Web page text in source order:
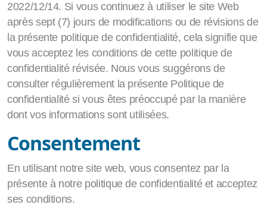
2022/12/14. Si vous continuez à utiliser le site Web
après sept (7) jours de modifications ou de révisions de
la présente politique de confidentialité, cela signifie que
vous acceptez les conditions de cette politique de
confidentialité révisée. Nous vous suggérons de
consulter régulièrement la présente Politique de
confidentialité si vous êtes préoccupé par la manière
dont vos informations sont utilisées.
Consentement
En utilisant notre site web, vous consentez par la
présente à notre politique de confidentialité et acceptez
ses conditions.